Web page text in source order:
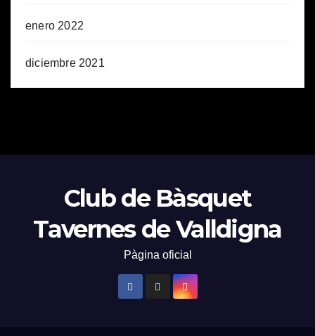
enero 2022
diciembre 2021
Club de Bàsquet
Tavernes de Valldigna
Pàgina oficial